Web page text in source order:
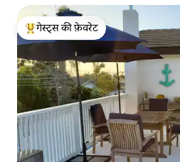
गेस्ट्स का टॉप फ़ेवरेट
गेस्ट्स की फ़ेवरेट